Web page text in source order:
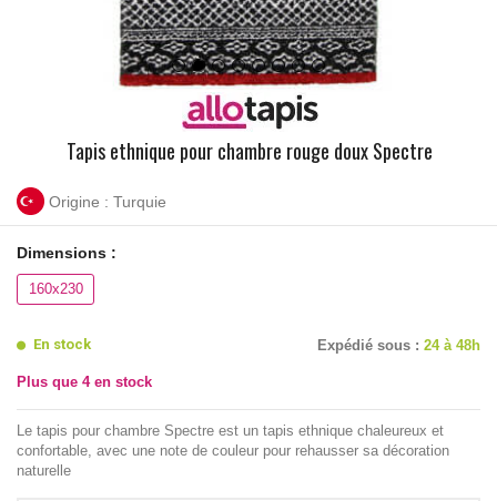
Tapis ethnique pour chambre rouge doux Spectre
Origine : Turquie
Dimensions :
160x230
En stock Expédié sous : 24 à 48h
Plus que 4 en stock
Le tapis pour chambre Spectre est un tapis ethnique chaleureux et
confortable, avec une note de couleur pour rehausser sa décoration
naturelle